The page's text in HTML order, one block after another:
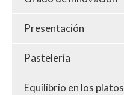
Presentación
Pastelería
Equilibrio en los platos